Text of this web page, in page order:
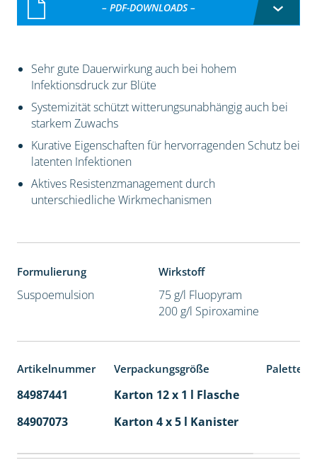
– PDF-DOWNLOADS –
Sehr gute Dauerwirkung auch bei hohem
Infektionsdruck zur Blüte
Systemizität schützt witterungsunabhängig auch bei
starkem Zuwachs
Kurative Eigenschaften für hervorragenden Schutz bei
latenten Infektionen
Aktives Resistenzmanagement durch
unterschiedliche Wirkmechanismen
Formulierung
Suspoemulsion
Wirkstoff
75 g/l Fluopyram
200 g/l Spiroxamine
Artikelnummer Verpackungsgröße
84987441 Karton 12 x 1 l Flasche
84907073
Karton 4 x 5 l Kanister